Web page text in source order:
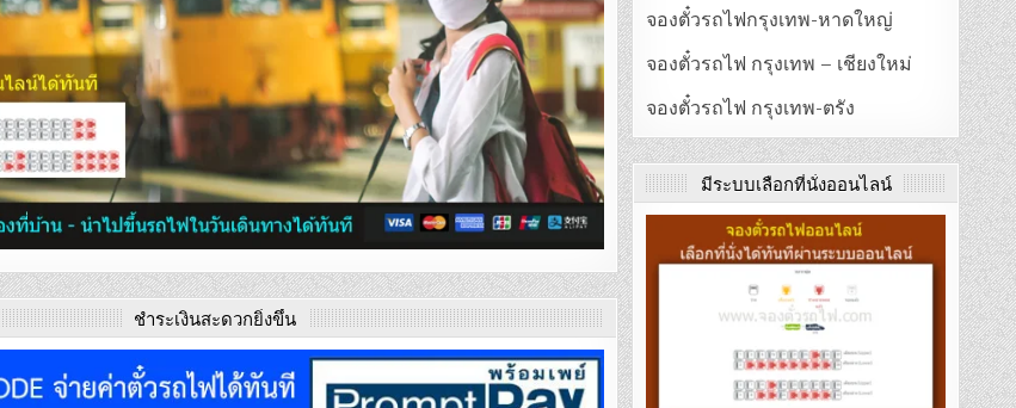
ชำระเงินสะดวกยิ่งขึ้น
จองตั๋วรถไฟกรุงเทพ-หาดใหญ่
จองตั๋วรถไฟ กรุงเทพ – เชียงใหม่
จองตั๋วรถไฟ กรุงเทพ-ตรัง
มีระบบเลือกที่นั่งออนไลน์